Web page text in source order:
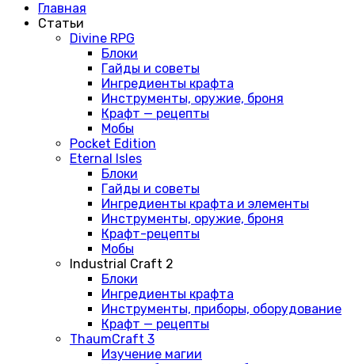
Главная
Статьи
Divine RPG
Блоки
Гайды и советы
Ингредиенты крафта
Инструменты, оружие, броня
Крафт — рецепты
Мобы
Pocket Edition
Eternal Isles
Блоки
Гайды и советы
Ингредиенты крафта и элементы
Инструменты, оружие, броня
Крафт-рецепты
Мобы
Industrial Craft 2
Блоки
Ингредиенты крафта
Инструменты, приборы, оборудование
Крафт — рецепты
ThaumCraft 3
Изучение магии